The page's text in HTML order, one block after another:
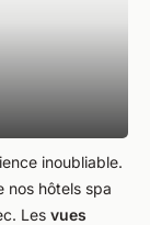
inoubliable.
nos hôtels spa
Les vues